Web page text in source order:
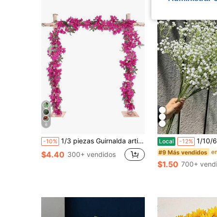
6
-10% 1/3 piezas Guirnalda artificial de buganvilla de 5.9 pies, enredadera de buganvilla de seda sintética, guirnalda artificial de buganvilla de tallo largo, adecuada para decoración de mesa, camino de mesa, arco de boda, decoración de pared (debido a la iluminación, el monitor y otras razones, puede haber una ligera diferencia de color entre el producto real y la imagen)
$4.40 300+ vendidos
Local -12% 1/10/60/150/180 piezas Ramo de flores artificiales de aliento de bebé blanco con tallos de plástico, adecuado para decoración del hogar, decoración
#9 Más vendidos
$1.50 700+